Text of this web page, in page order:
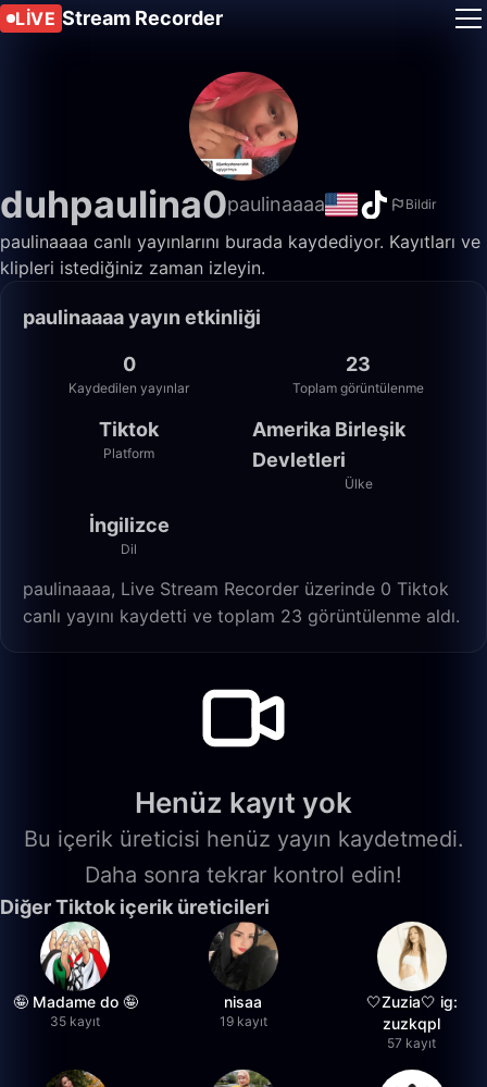
LIVE Stream Recorder
duhpaulina0paulinaaaa Bildir
paulinaaaa canlı yayınlarını burada kaydediyor. Kayıtları ve
klipleri istediğiniz zaman izleyin.
paulinaaaa yayın etkinliği
0
Kaydedilen yayınlar
23
Toplam görüntülenme
Tiktok
Platform
Amerika Birleşik
Devletleri
Ülke
İngilizce
Dil
paulinaaaa, Live Stream Recorder üzerinde 0 Tiktok
canlı yayını kaydetti ve toplam 23 görüntülenme aldı.
Henüz kayıt yok
Bu içerik üreticisi henüz yayın kaydetmedi.
Daha sonra tekrar kontrol edin!
Diğer Tiktok içerik üreticileri
🤪 Madame do 🤪
35 kayıt
nisaa
19 kayıt
🤍Zuzia🤍 ig:
zuzkqpl
57 kayıt